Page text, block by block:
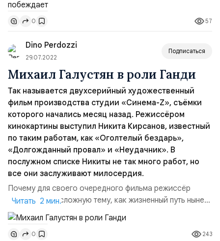
прошел четвертый по счету международный
кинофестиваль «Эзотерик». Цель организаторов
кинофестиваля — открыть для широкого зрителя
авторское кино на эзотерические и духов...
0 57
Dino Perdozzi
29.07.2022
Подписаться
Михаил Галустян в роли Ганди
Так называется двухсерийный художественный
фильм производства студии «Cинема-Z», съёмки
которого начались месяц назад. Режиссёром
кинокартины выступил Никита Кирсанов, известный
по таким работам, как «Оголтелый бездарь»,
«Долгожданный провал» и «Неудачник». В
послужном списке Никиты не так много работ, но
все они заслуживают милосердия.
Почему для своего очередного фильма режиссёр
выбрал такую сложную тему, как жизненный путь ныне
покойного Махатмы Ганди — духовного лидера
индийского народа и освободителя своей страны от
британских колонизаторов? Ответ даёт сам Никита
Читать 2 мин.
0 243